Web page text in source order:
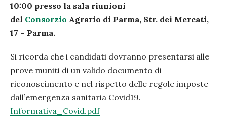
10:00 presso la sala riunioni
del Consorzio Agrario di Parma, Str. dei Mercati,
17 – Parma.
Si ricorda che i candidati dovranno presentarsi alle
prove muniti di un valido documento di
riconoscimento e nel rispetto delle regole imposte
dall’emergenza sanitaria Covid19.
Informativa_Covid.pdf